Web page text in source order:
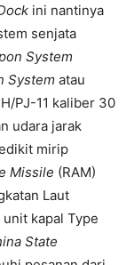
ini nantinya
senjata
System
System atau
PJ-11 kaliber 30
udara jarak
mirip
Missile (RAM)
Laut
kapal Type
State